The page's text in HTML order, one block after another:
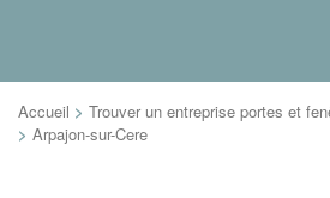
Accueil > Trouver un entreprise portes et
> Arpajon-sur-Cere